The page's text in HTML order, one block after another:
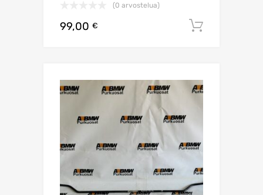
(0 arvostelua)
99,00 €